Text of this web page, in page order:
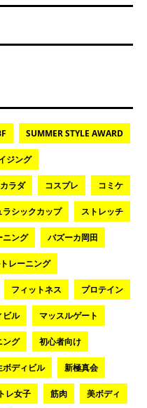
SUMMER STYLE AWARD
ジング
ラダ コスプレ コミケ
ラシックカップ ストレッチ
ニング バズーカ岡田
レーニング
フィットネス プロテイン
ビル マッスルゲート
ング 初心者向け
ボディビル 新極真会
レ女子 筋肉 美ボディ